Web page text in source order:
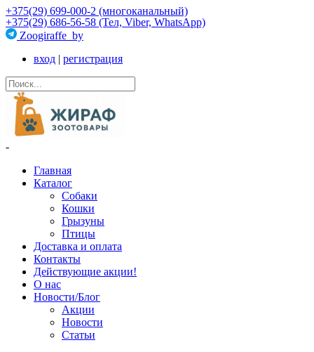
+375(29) 699-000-2 (многоканальный)
+375(29) 686-56-58 (Тел, Viber, WhatsApp)
Zoogiraffe_by
вход | регистрация
-
Главная
Каталог
Собаки
Кошки
Грызуны
Птицы
Доставка и оплата
Контакты
Действующие акции!
О нас
Новости/Блог
Акции
Новости
Статьи